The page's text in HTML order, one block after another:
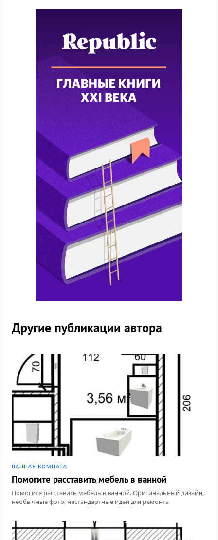
Другие публикации автора
ВАННАЯ КОМНАТА
Помогите расставить мебель в ванной
Помогите расставить мебель в ванной. Оригинальный дизайн,
необычные фото, нестандартные идеи для ремонта